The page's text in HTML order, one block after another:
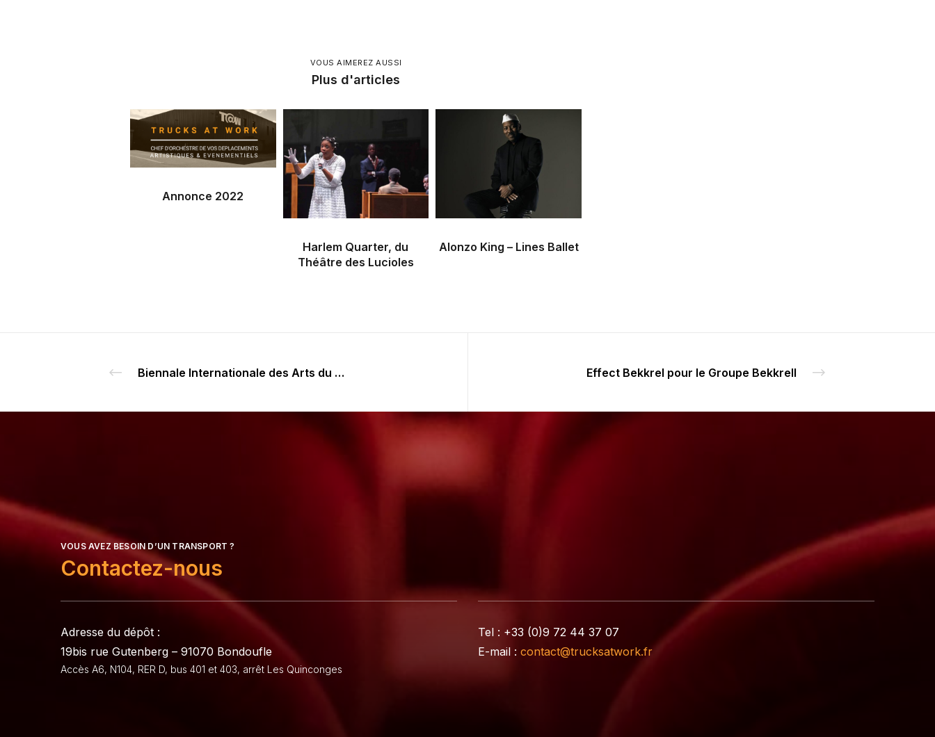
VOUS AIMEREZ AUSSI
Plus d'articles
Annonce 2022
Harlem Quarter, du
Théâtre des Lucioles
Alonzo King – Lines Ballet
Biennale Internationale des Arts du Cirque 2017 Effect Bekkrel pour le Groupe Bekkrell
VOUS AVEZ BESOIN D’UN TRANSPORT ?
Contactez-nous
Adresse du dépôt :
19bis rue Gutenberg – 91070 Bondoufle
Accès A6, N104, RER D, bus 401 et 403, arrêt Les Quinconges
Tel : +33 (0)9 72 44 37 07
E-mail : contact@trucksatwork.fr